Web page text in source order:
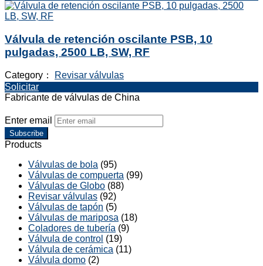
Válvula de retención oscilante PSB, 10
pulgadas, 2500 LB, SW, RF
Category：
Revisar válvulas
Solicitar
Fabricante de válvulas de China
Enter email
Subscribe
Products
Válvulas de bola (95)
Válvulas de compuerta (99)
Válvulas de Globo (88)
Revisar válvulas (92)
Válvulas de tapón (5)
Válvulas de mariposa (18)
Coladores de tubería (9)
Válvula de control (19)
Válvula de cerámica (11)
Válvula domo (2)